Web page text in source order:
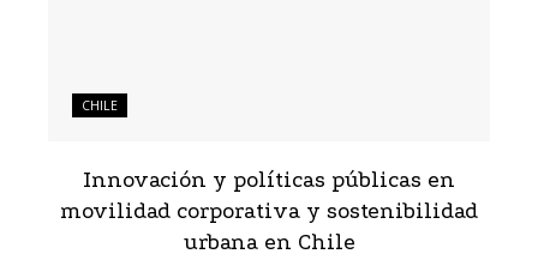
CHILE
Innovación y políticas públicas en
movilidad corporativa y sostenibilidad
urbana en Chile